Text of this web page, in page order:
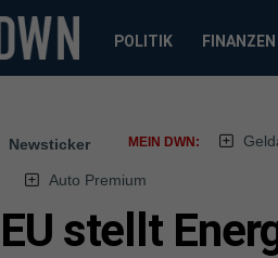
POLITIK FINANZEN
Newsticker MEIN DWN:
Auto Premium
EU stellt